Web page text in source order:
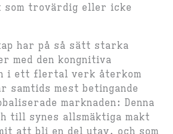
som trovärdig eller icke
har på så sätt starka
med den kongnitiva
i ett flertal verk återkom
samtids mest betingande
marknaden: Denna
till synes allsmäktiga makt
att bli en del utav, och som